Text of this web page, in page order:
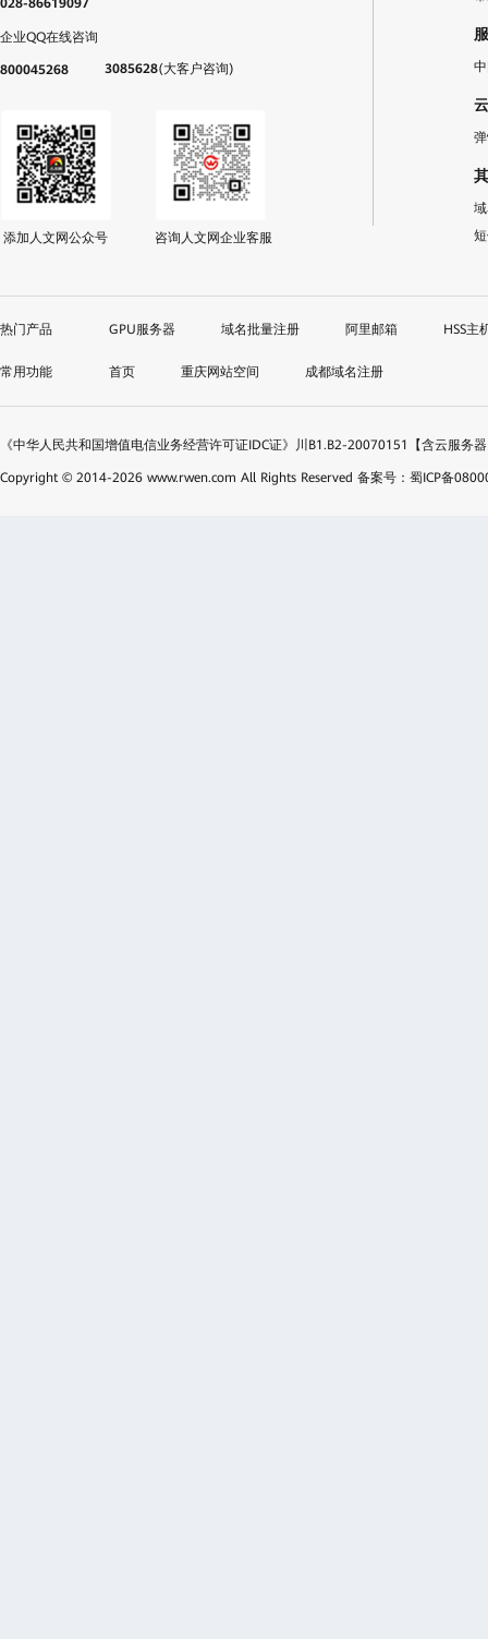
028-86619097
企业QQ在线咨询
800045268 3085628(大客户咨询)
添加人文网公众号 咨询人文网企业客服
GPU服务器 域名批量注册 阿里邮箱 HSS主
首页 重庆网站空间 成都域名注册
《中华人民共和国增值电信业务经营许可证IDC证》川B1.B2-20070151【含云服务
Copyright © 2014-2026 www.rwen.com All Rights Reserved 备案号：蜀ICP备